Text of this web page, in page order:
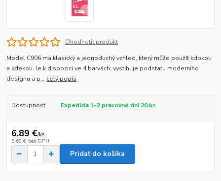
Ohodnotiť produkt
Model C906 má klasický a jednoduchý vzhled, který může použít kdokoli
a kdekoli. Je k dispozici ve 4 barvách, vystihuje podstatu moderního
designu a p... celý popis
Dostupnosť Expedícia 1-2 pracovné dni 20 ks
6,89 €/ks
5,60 € bez DPH
Pridať do košíka